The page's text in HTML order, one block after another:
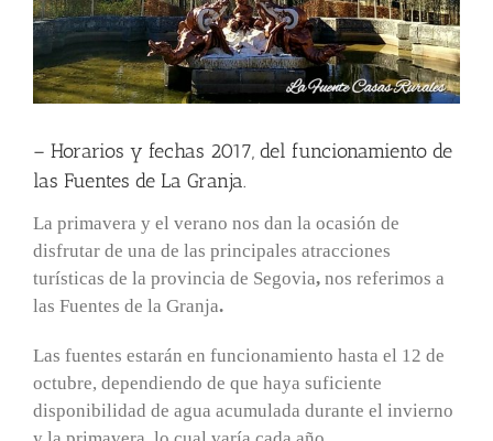
– Horarios y fechas 2017, del funcionamiento de
las Fuentes de La Granja.
La primavera y el verano nos dan la ocasión de
disfrutar de una de las principales atracciones
turísticas de la provincia de Segovia, nos referimos a
las Fuentes de la Granja.
Las fuentes estarán en funcionamiento hasta el 12 de
octubre, dependiendo de que haya suficiente
disponibilidad de agua acumulada durante el invierno